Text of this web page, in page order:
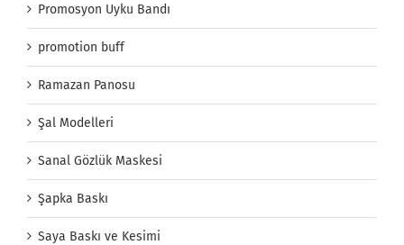
Promosyon Uyku Bandı
promotion buff
Ramazan Panosu
Şal Modelleri
Sanal Gözlük Maskesi
Şapka Baskı
Saya Baskı ve Kesimi